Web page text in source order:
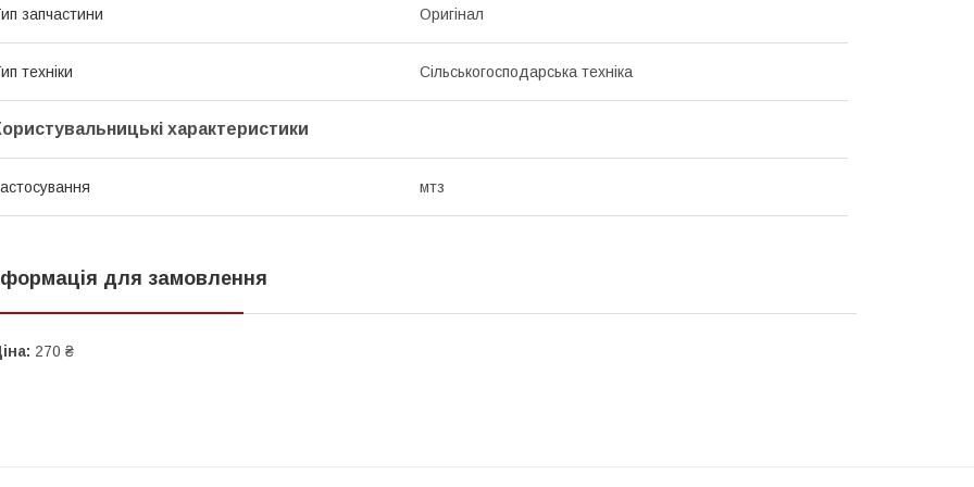
запчастини Оригінал
техніки Сільськогосподарська техніка
характеристики
мтз
для замовлення
270 ₴